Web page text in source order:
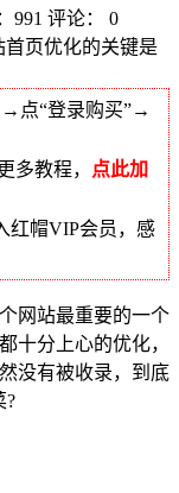
991 评论：
0
首页优化的关键是
→点“登录购买”→
多教程，
点此加
红帽VIP会员，感
网站最重要的一个
十分上心的优化，
没有被收录，到底
?